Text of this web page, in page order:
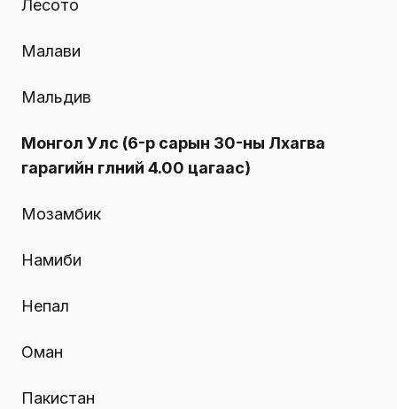
Лесото
Малави
Мальдив
Монгол Улс (6-р сарын 30-ны Лхагва
гарагийн өглөөний 4.00 цагаас)
Мозамбик
Намиби
Непал
Оман
Пакистан